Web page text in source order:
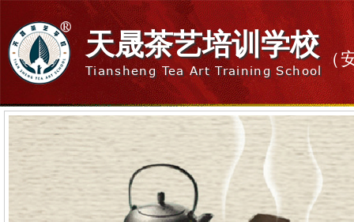
天晟茶艺培训学校
Tiansheng Tea Art Training School
（